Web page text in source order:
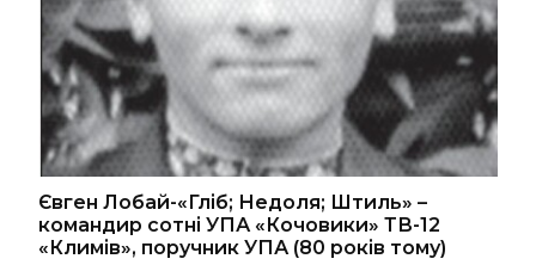
Євген Лобай-«Гліб; Недоля; Штиль» –
командир сотні УПА «Кочовики» ТВ-12
«Климів», поручник УПА (80 років тому)